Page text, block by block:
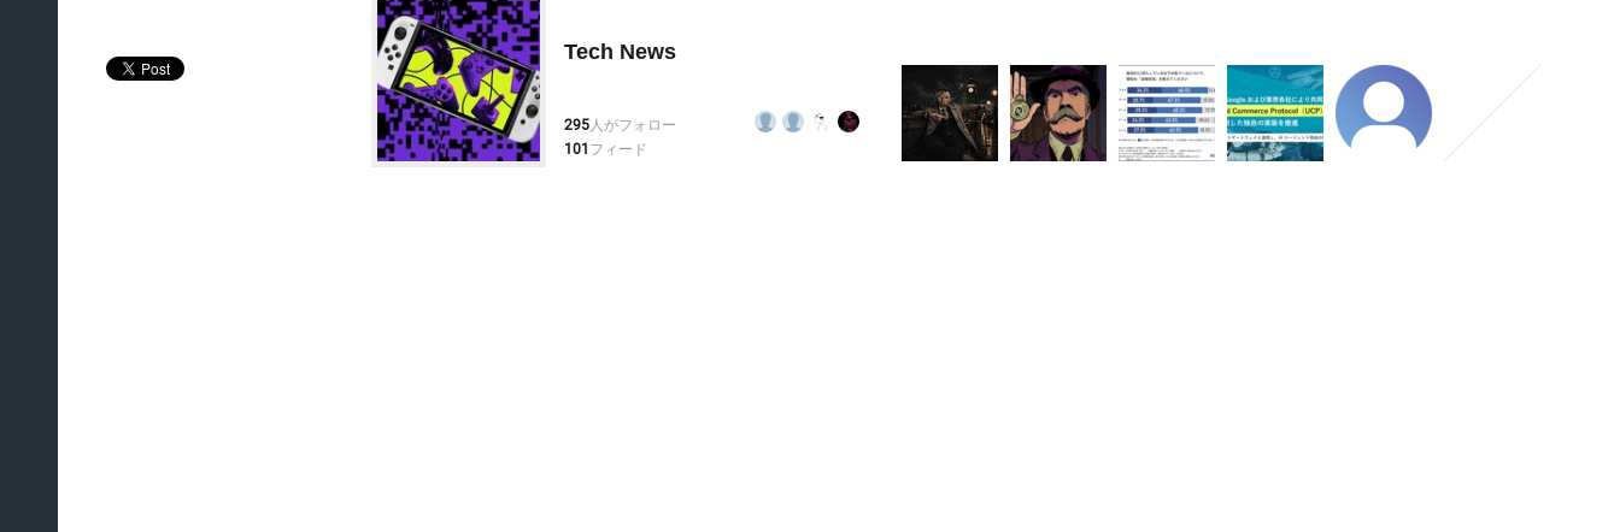
Tech News
295人がフォロー
101 フィード